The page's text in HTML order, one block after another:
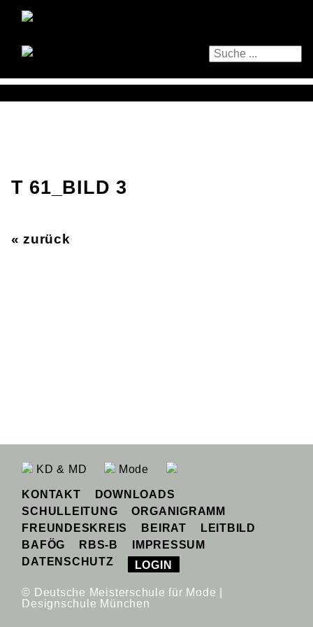
T 61_BILD 3
« zurück
KD & MD Mode
KONTAKT
DOWNLOADS
SCHULLEITUNG
ORGANIGRAMM
FREUNDESKREIS
BEIRAT
LEITBILD
BAFÖG
RBS-B
IMPRESSUM
DATENSCHUTZ
LOGIN
© Deutsche Meisterschule für Mode |
Designschule München